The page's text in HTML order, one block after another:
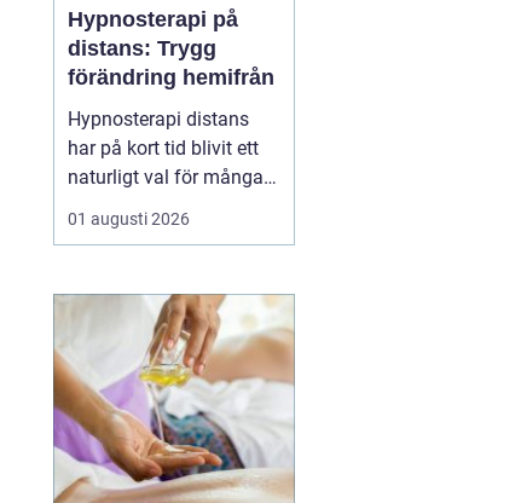
Hypnosterapi på
distans: Trygg
förändring hemifrån
Hypnosterapi distans
har på kort tid blivit ett
naturligt val för många
som vill arbeta med
personlig utveckling
fysisk mottagning.
Genom säkra
videosamtal kan klient
och terapeut mötas
oavsett var i l...
01 augusti 2026